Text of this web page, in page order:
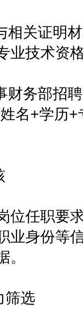
关证明材
业技术资
务部招聘
名+学历
任职要求
业身份等
。
选